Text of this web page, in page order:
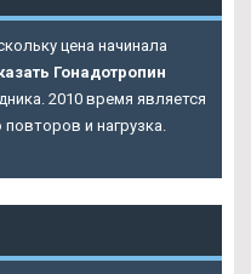
цена начинала
Гонадотропин
2010 время является
и нагрузка.